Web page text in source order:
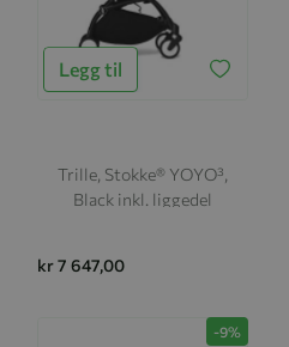
Legg til
Trille, Stokke® YOYO³,
Black inkl. liggedel
kr 7 647,00
-9%